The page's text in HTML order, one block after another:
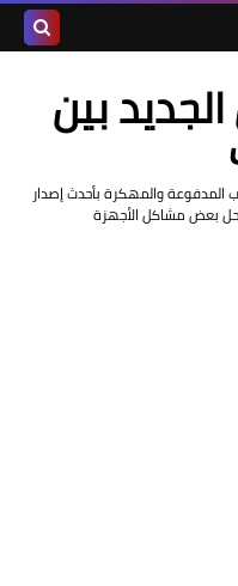
المدونةبين
والمهكرة بأحدث إصدار
لحل بعض مشاكل الأجهزة